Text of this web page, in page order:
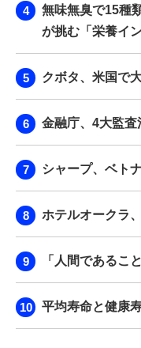
無味無臭で15種
が挑む「栄養イ
クボタ、米国で
金融庁、4大監
シャープ、ベト
ホテルオークラ
「人間であるこ
平均寿命と健康